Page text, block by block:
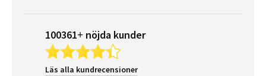
100361+ nöjda kunder
Läs alla kundrecensioner